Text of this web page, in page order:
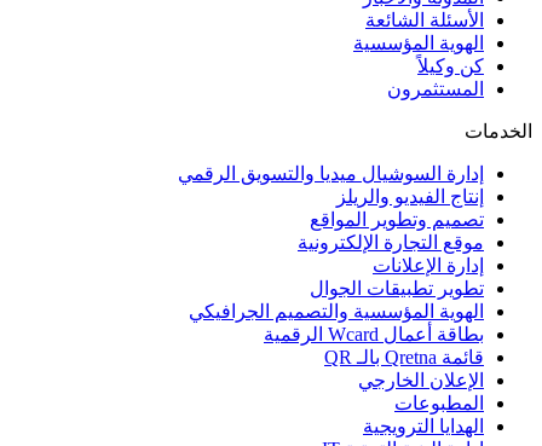
الأسئلة الشائعة
الهوية المؤسسية
كن وكيلاً
المستثمرون
الخدمات
إدارة السوشيال ميديا والتسويق الرقمي
إنتاج الفيديو والريلز
تصميم وتطوير المواقع
موقع التجارة الإلكترونية
إدارة الإعلانات
تطوير تطبيقات الجوال
الهوية المؤسسية والتصميم الجرافيكي
بطاقة أعمال Wcard الرقمية
قائمة Qretna بالـ QR
الإعلان الخارجي
المطبوعات
الهدايا الترويجية